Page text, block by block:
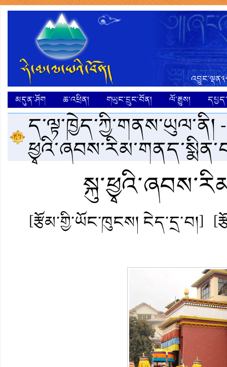
མདུན་ཤོག
ཆ་འཕྲིན། གཡུང་དྲུང་བོན། ལོ་རྒྱུས།
ད་ལྟ་ཁྱེད་ཀྱི་གནས་ཡུལ་ནི།
[རྩོམ་གྱི་ཡོང་ཁུངས། ངེད་དྲ་བ།]